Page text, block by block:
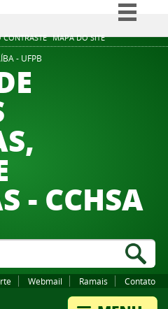
CONTRASTE MAPA DO SITE
Simplifique!
- UFPB
- CCHSA
Webmail Ramais Contato